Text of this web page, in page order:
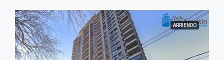
ARRIENDO